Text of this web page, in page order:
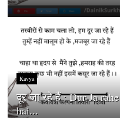
Kavya
दूर जा रहे हैं : Dur Ja rahe
hai...